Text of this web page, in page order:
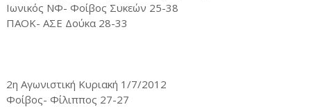
Ιωνικός ΝΦ- Φοίβος Συκεών 25-38
ΠΑΟΚ- ΑΣΕ Δούκα 28-33
2η Αγωνιστική Κυριακή 1/7/2012
Φοίβος- Φίλιππος 27-27